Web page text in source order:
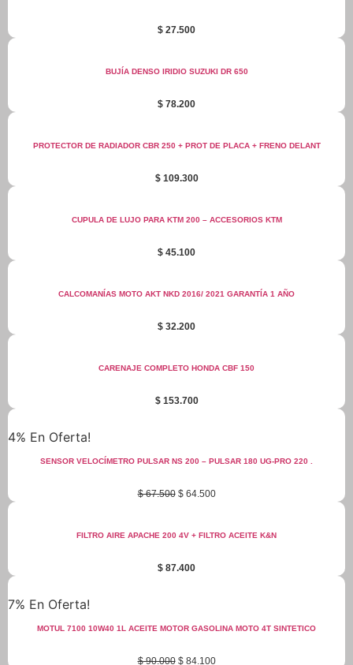
$ 27.500
BUJÍA DENSO IRIDIO SUZUKI DR 650
$ 78.200
PROTECTOR DE RADIADOR CBR 250 + PROT DE PLACA + FRENO DELANT
$109.300
CUPULA DE LUJO PARA KTM 200 – ACCESORIOS KTM
$ 45.100
CALCOMANÍAS MOTO AKT NKD 2016/ 2021 GARANTÍA 1 AÑO
$ 32.200
CARENAJE COMPLETO HONDA CBF 150
$153.700
4% En Oferta!
SENSOR VELOCÍMETRO PULSAR NS 200 – PULSAR 180 UG-PRO 220 .
$67.500 Original
$ 67.500.
$64.500
$ 64.500.
FILTRO AIRE APACHE 200 4V + FILTRO ACEITE K&N
$ 87.400
7% En Oferta!
MOTUL 7100 10W40 1L ACEITE MOTOR GASOLINA MOTO 4T SINTETICO
$90.000 Original
$84.100